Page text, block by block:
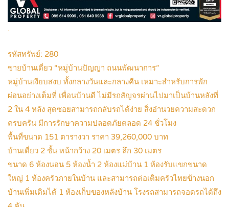
.
รหัสทรัพย์: 280
ขายบ้านเดี่ยว “หมู่บ้านปัญญา ถนนพัฒนาการ”
หมู่บ้านเงียบสงบ ทั้งกลางวันและกลางคืน เหมาะสำหรับการพัก
ผ่อนอย่างเต็มที่ เพื่อนบ้านดี ไม่มีรถสัญจรผ่านไปมาเป็นบ้านหลังที่
2 ใน 4 หลัง สุดซอยสามารถกลับรถได้ง่าย สิ่งอำนวยความสะดวก
ครบครัน มีการรักษาความปลอดภัยตลอด 24 ชั่วโมง
พื้นที่ขนาด 151 ตารางวา ราคา 39,260,000 บาท
บ้านเดี่ยว 2 ชั้น หน้ากว้าง 20 เมตร ลึก 30 เมตร
ขนาด 6 ห้องนอน 5 ห้องน้ำ 2 ห้องแม่บ้าน 1 ห้องรับแขกขนาด
ใหญ่ 1 ห้องครัวภายในบ้าน และสามารถต่อเติมครัวไทยข้างนอก
บ้านเพิ่มเติมได้ 1 ห้องเก็บของหลังบ้าน โรงรถสามารถจอดรถได้ถึง